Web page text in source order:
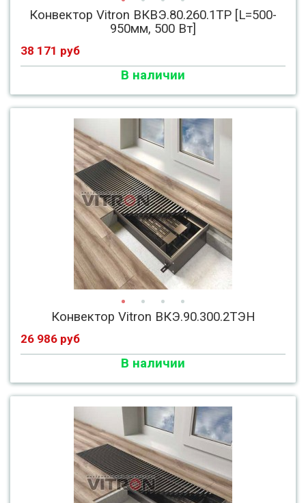
Конвектор Vitron ВКВЭ.80.260.1ТР [L=500-
950мм, 500 Вт]
38 171 руб
В наличии
Конвектор Vitron ВКЭ.90.300.2ТЭН
26 986 руб
В наличии